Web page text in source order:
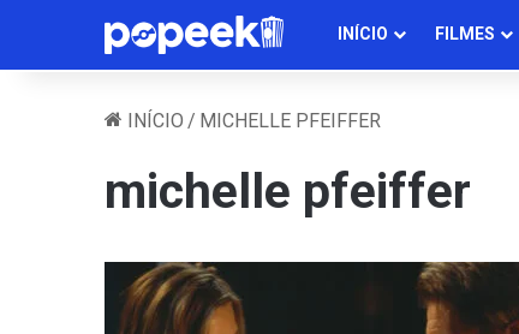
INÍCIO FILMES
INÍCIO / MICHELLE PFEIFFER
michelle pfeiffer